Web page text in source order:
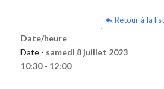
Retour à la
Date/heure
Date - samedi 8 juillet 2023
10:30 - 12:00